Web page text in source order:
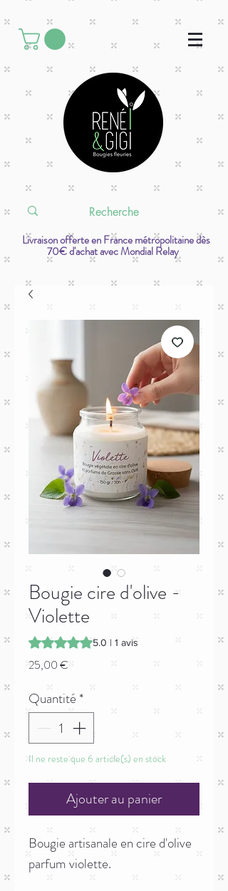
Livraison offerte en France métropolitaine dès
70€ d'achat avec Mondial Relay
Bougie cire d'olive -
Violette
La note est de 5.0 sur cinq étoiles selon
5.0 | 1 avis
25,00 €
Quantité *
Il ne reste que 6 article(s) en stock
Ajouter au panier
Bougie artisanale en cire d'olive
parfum violette.